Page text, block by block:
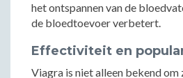
het ontspannen van de
de bloedtoevoer verbetert.
Effectiviteit en
Viagra is niet alleen bekend